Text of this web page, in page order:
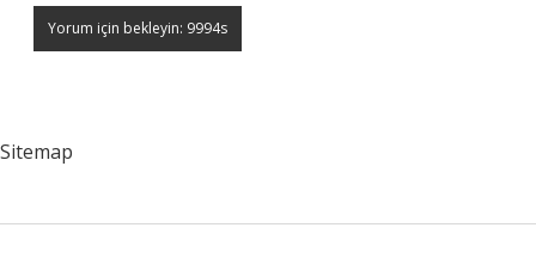
Sitemap